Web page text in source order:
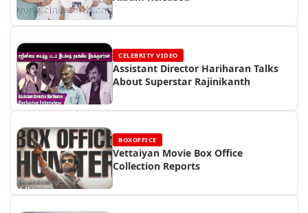
CELEBRITY VIDEO
Assistant Director Hariharan Talks
About Superstar Rajinikanth
BOXOFFICE
Vettaiyan Movie Box Office
Collection Reports